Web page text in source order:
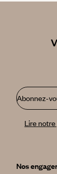
Abonnez-
Lire
Nos